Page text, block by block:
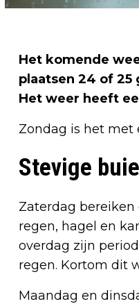
Het komende
plaatsen 24 of
Het weer heeft
Zondag is het met
Stevige
Zaterdag
regen, hagel en
overdag zijn
regen. Kortom dit
Maandag en